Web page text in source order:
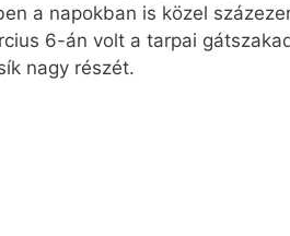
a napokban is közel
6-án volt a tarpai
nagy részét.